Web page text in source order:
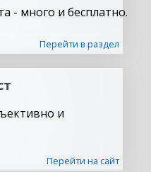
- много и бесплатно.
Перейти в раздел
и
Перейти на сайт